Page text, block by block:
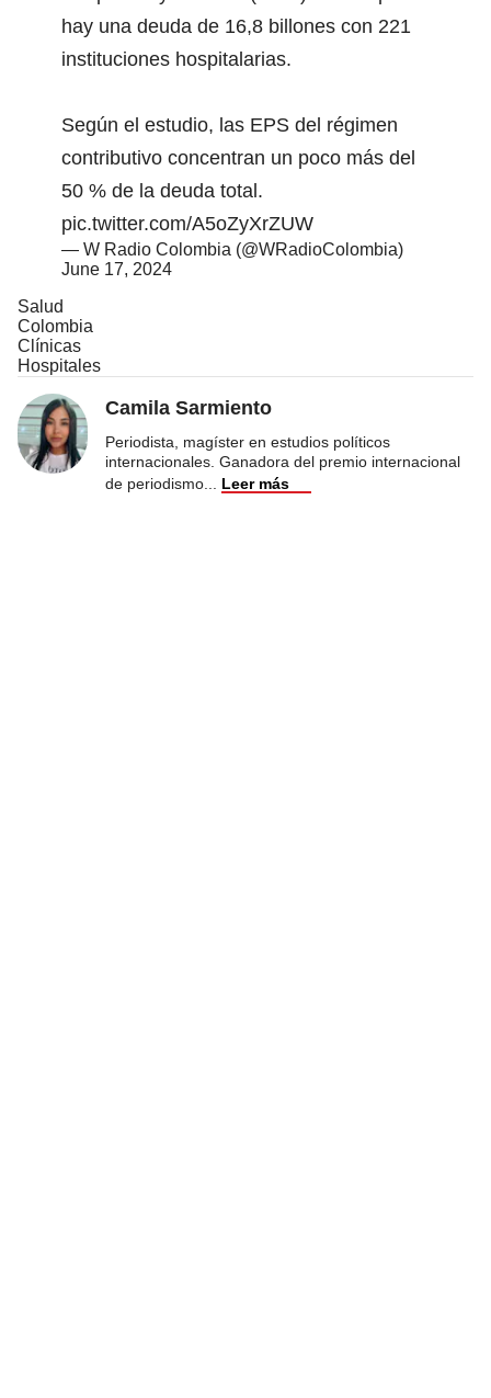
hay una deuda de 16,8 billones con 221
instituciones hospitalarias.
Según el estudio, las EPS del régimen
contributivo concentran un poco más del
50 % de la deuda total.
pic.twitter.com/A5oZyXrZUW
— W Radio Colombia (@WRadioColombia)
June 17, 2024
Salud
Colombia
Clínicas
Hospitales
Camila Sarmiento
Periodista, magíster en estudios políticos
internacionales. Ganadora del premio internacional
de periodismo
Leer más